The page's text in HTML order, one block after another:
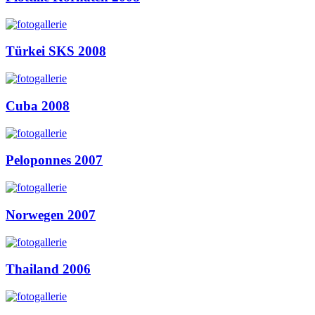
Türkei SKS 2008
Cuba 2008
Peloponnes 2007
Norwegen 2007
Thailand 2006